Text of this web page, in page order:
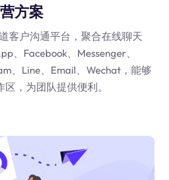
方案
客户沟通平台，聚合在线聊天
、Facebook、Messenger、
、Line、Email、Wechat，能够
，为团队提供便利。